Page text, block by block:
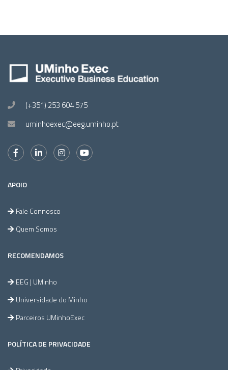
(+351) 253 604 575
uminhoexec@eeg.uminho.pt
APOIO
Fale Connosco
Quem Somos
RECOMENDAMOS
EEG | UMinho
Universidade do Minho
Parceiros UMinhoExec
POLÍTICA DE PRIVACIDADE